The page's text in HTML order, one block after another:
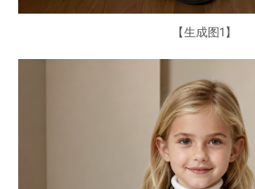
【生成图1】